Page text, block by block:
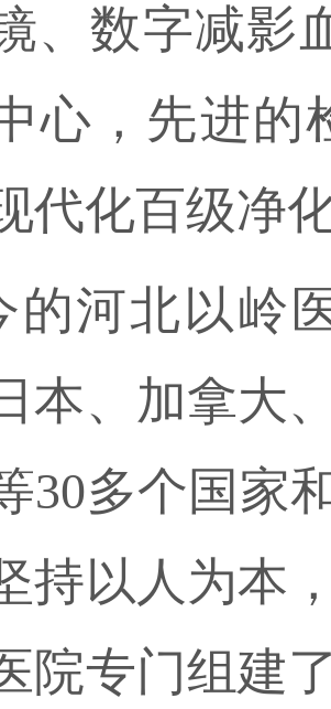
、数字减影
心，先进的
代化百级净
的河北以岭
本、加拿大
30多个国家
持以人为本
院专门组建